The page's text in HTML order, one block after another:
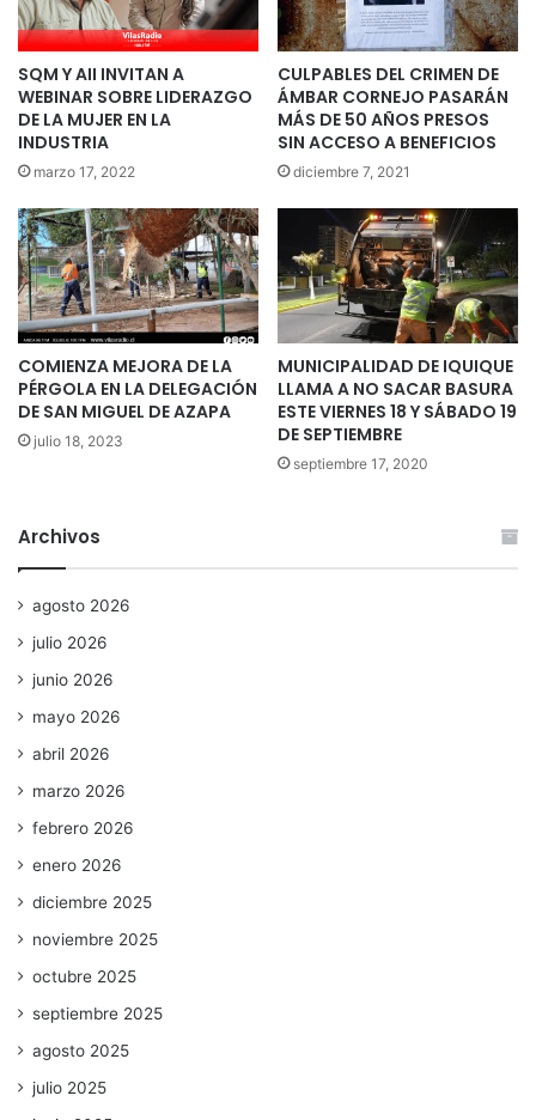
SQM Y AII INVITAN A
WEBINAR SOBRE LIDERAZGO
DE LA MUJER EN LA
INDUSTRIA
marzo 17, 2022
CULPABLES DEL CRIMEN DE
ÁMBAR CORNEJO PASARÁN
MÁS DE 50 AÑOS PRESOS
SIN ACCESO A BENEFICIOS
diciembre 7, 2021
COMIENZA MEJORA DE LA
PÉRGOLA EN LA DELEGACIÓN
DE SAN MIGUEL DE AZAPA
julio 18, 2023
MUNICIPALIDAD DE IQUIQUE
LLAMA A NO SACAR BASURA
ESTE VIERNES 18 Y SÁBADO 19
DE SEPTIEMBRE
septiembre 17, 2020
Archivos
agosto 2026
julio 2026
junio 2026
mayo 2026
abril 2026
marzo 2026
febrero 2026
enero 2026
diciembre 2025
noviembre 2025
octubre 2025
septiembre 2025
agosto 2025
julio 2025